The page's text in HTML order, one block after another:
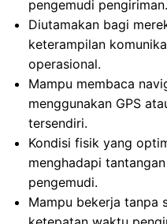
pengemudi pengiriman.
Diutamakan bagi
keterampilan
operasional.
Mampu membaca
menggunakan GPS
tersendiri.
Kondisi fisik yang
menghadapi
pengemudi.
Mampu bekerja tanpa